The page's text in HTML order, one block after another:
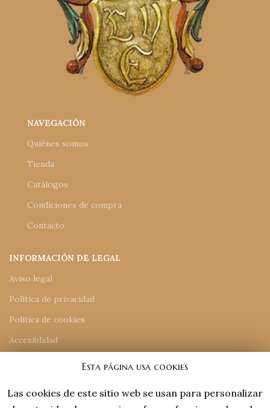
NAVEGACIÓN
Quiénes somos
Tienda
Catálogos
Condiciones de compra
Contacto
INFORMACIÓN DE LEGAL
Aviso legal
Política de privacidad
Política de cookies
Accesiblidad
INFORMACIÓN DE CONTACTO
Esta página usa cookies
Las cookies de este sitio web se usan para personalizar